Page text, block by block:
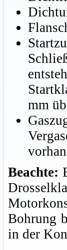
mm
Beachte:
Bohrung
in der